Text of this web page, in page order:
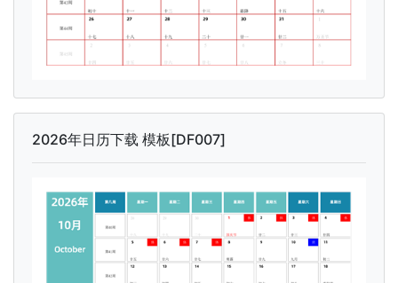
2026年日历下载 模板[DF007]